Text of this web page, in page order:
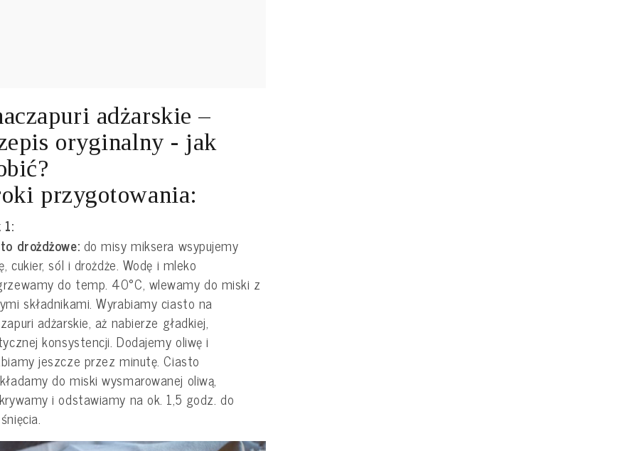
adżarskie –
oryginalny - jak
przygotowania:
drożdżowe: do misy miksera wsypujemy
cukier, sól i drożdże. Wodę i mleko
do temp. 40°C, wlewamy do miski z
składnikami. Wyrabiamy ciasto na
adżarskie, aż nabierze gładkiej,
konsystencji. Dodajemy oliwę i
jeszcze przez minutę. Ciasto
do miski wysmarowanej oliwą,
i odstawiamy na ok. 1,5 godz. do